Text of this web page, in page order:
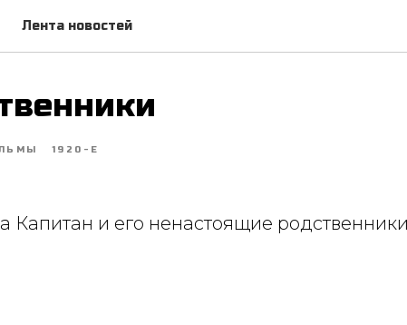
Лента новостей
1920-Е
Капитан и его ненастоящие родственники